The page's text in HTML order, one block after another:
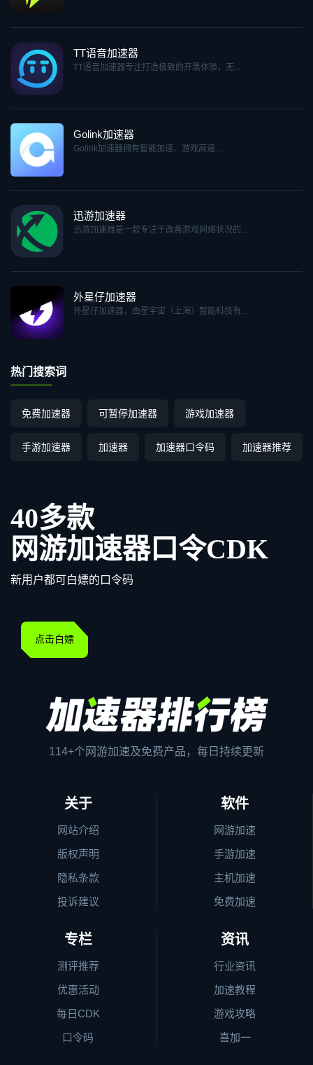
TT语音加速器
TT语音加速器专注打造极致的开黑体验，无...
Golink加速器
Golink加速器拥有智能加速、游戏高速...
迅游加速器
迅游加速器是一款专注于改善游戏网络状况的...
外星仔加速器
外星仔加速器，由星宇宙（上海）智能科技有...
热门搜索词
免费加速器 可暂停加速器 游戏加速器
手游加速器 加速器 加速器口令码 加速器推荐
40多款
网游加速器口令CDK
新用户都可白嫖的口令码
点击白嫖
114+个网游加速及免费产品，每日持续更新
关于
网站介绍
版权声明
隐私条款
投诉建议
软件
网游加速
手游加速
主机加速
免费加速
专栏
测评推荐
优惠活动
每日CDK
口令码
资讯
行业资讯
加速教程
游戏攻略
喜加一